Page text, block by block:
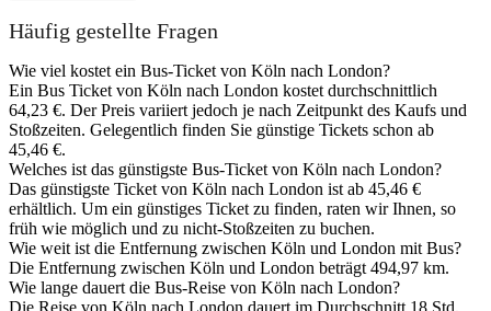
Häufig gestellte Fragen
Wie viel kostet ein Bus-Ticket von Köln nach London?
Ein Bus Ticket von Köln nach London kostet durchschnittlich
64,23 €. Der Preis variiert jedoch je nach Zeitpunkt des Kaufs und
Stoßzeiten. Gelegentlich finden Sie günstige Tickets schon ab
45,46 €.
Welches ist das günstigste Bus-Ticket von Köln nach London?
Das günstigste Ticket von Köln nach London ist ab 45,46 €
erhältlich. Um ein günstiges Ticket zu finden, raten wir Ihnen, so
früh wie möglich und zu nicht-Stoßzeiten zu buchen.
Wie weit ist die Entfernung zwischen Köln und London mit Bus?
Die Entfernung zwischen Köln und London beträgt 494,97 km.
Wie lange dauert die Bus-Reise von Köln nach London?